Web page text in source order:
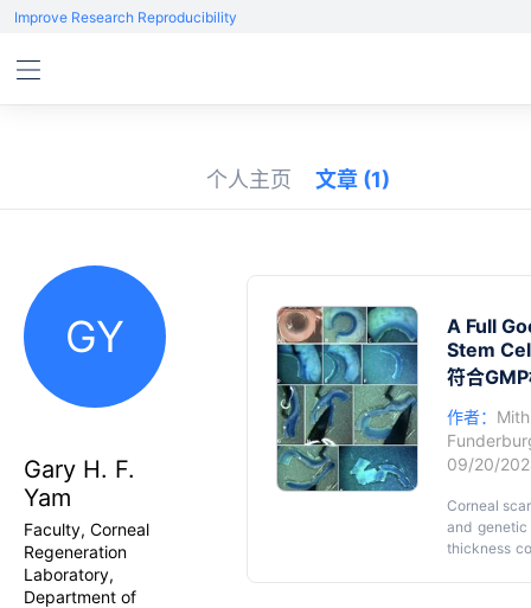
Improve Research Reproducibility
个人主页 文章 (1)
GY
Gary H. F.
Yam
Faculty, Corneal
Regeneration
Laboratory,
Department of
A Full
Stem
符合
作者：
09/20/
Corneal
and
thickness